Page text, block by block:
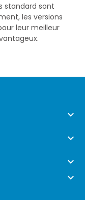
standard sont
les versions
leur meilleur



